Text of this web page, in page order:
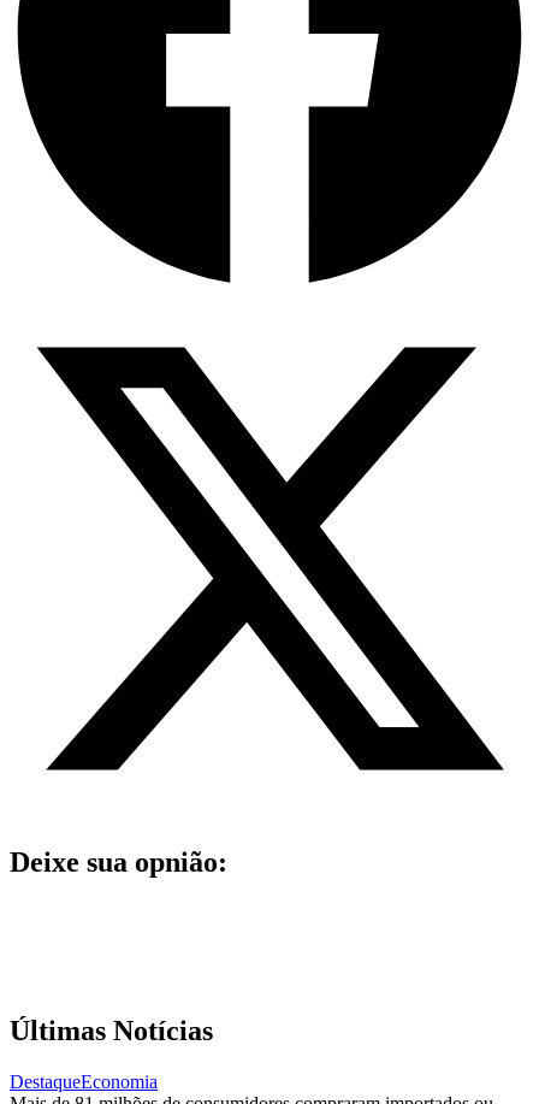
Deixe sua opnião:
Últimas Notícias
DestaqueEconomia